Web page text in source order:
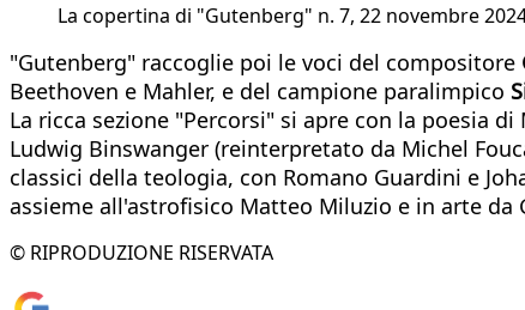
La copertina di "Gutenberg" n. 7, 22 novembre
"Gutenberg" raccoglie poi le voci del compositore
Beethoven e Mahler, e del campione paralimpico
La ricca sezione "Percorsi" si apre con la poesia
Ludwig Binswanger (reinterpretato da Michel
classici della teologia, con Romano Guardini e
assieme all'astrofisico Matteo Miluzio e in arte da
© RIPRODUZIONE RISERVATA